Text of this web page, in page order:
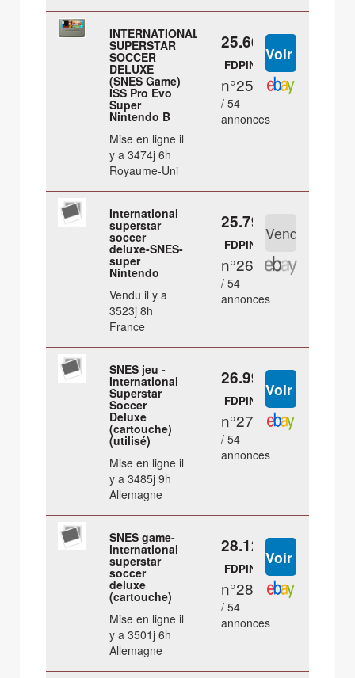
INTERNATIONAL
SUPERSTAR
SOCCER
DELUXE
(SNES Game)
ISS Pro Evo
Super
Nintendo B
Mise en ligne il
y a 3474j 6h
Royaume-Uni
25.66 €
FDPIN
n°25
/ 54
annonces
International
superstar
soccer
deluxe-SNES-
super
Nintendo
Vendu il y a
3523j 8h
France
25.79 €
FDPIN
n°26
/ 54
annonces
SNES jeu -
International
Superstar
Soccer
Deluxe
(cartouche)
(utilisé)
Mise en ligne il
y a 3485j 9h
Allemagne
26.99 €
FDPIN
n°27
/ 54
annonces
SNES game-
international
superstar
soccer
deluxe
(cartouche)
Mise en ligne il
y a 3501j 6h
Allemagne
28.12 €
FDPIN
n°28
/ 54
annonces